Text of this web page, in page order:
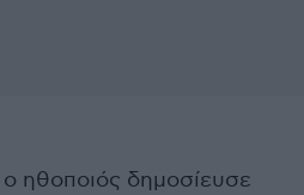
ηθοποιός δημοσίευσε